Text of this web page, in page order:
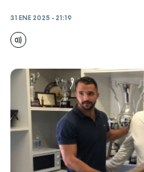
31 ENE 2025 - 21:19